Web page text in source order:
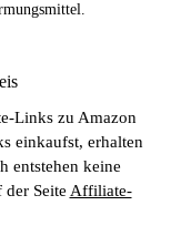
Links zu Amazon
einkaufst, erhalten
entstehen keine
Seite Affiliate-